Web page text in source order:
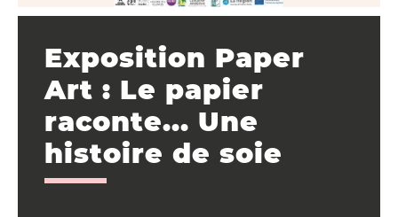
Exposition Paper
Art : Le papier
raconte... Une
histoire de soie